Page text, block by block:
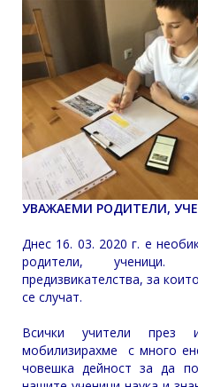
УВАЖАЕМИ РОДИТЕЛИ,
Днес 16. 03. 2020 г. е
родители,
предизвикателства, за
се случат.
Всички учители през
мобилизирахме с много
човешка дейност за да